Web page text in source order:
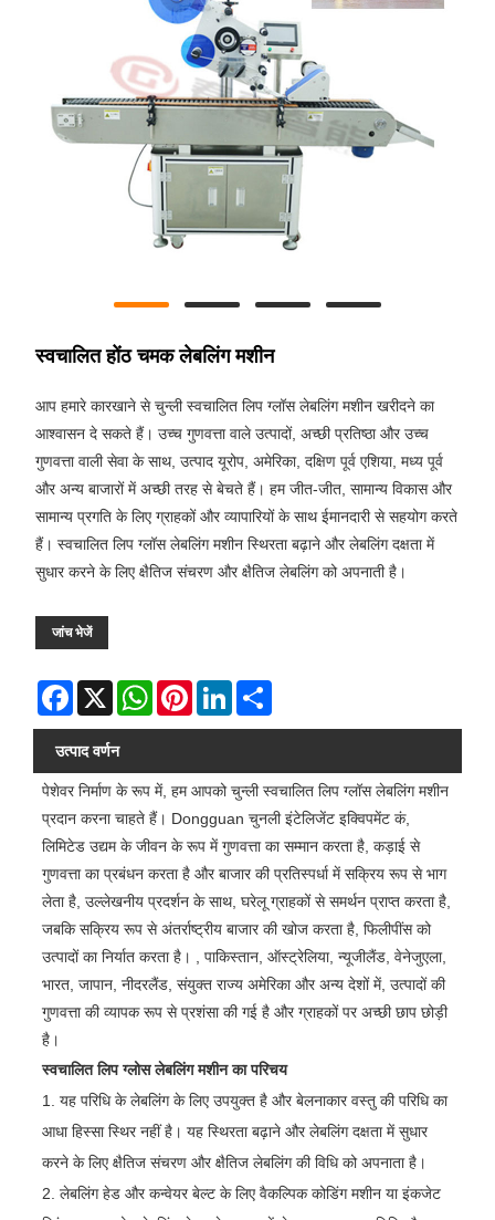
स्वचालित होंठ चमक लेबलिंग मशीन
आप हमारे कारखाने से चुन्ली स्वचालित लिप ग्लॉस लेबलिंग मशीन खरीदने का
आश्वासन दे सकते हैं। उच्च गुणवत्ता वाले उत्पादों, अच्छी प्रतिष्ठा और उच्च
गुणवत्ता वाली सेवा के साथ, उत्पाद यूरोप, अमेरिका, दक्षिण पूर्व एशिया, मध्य पूर्व
और अन्य बाजारों में अच्छी तरह से बेचते हैं। हम जीत-जीत, सामान्य विकास और
सामान्य प्रगति के लिए ग्राहकों और व्यापारियों के साथ ईमानदारी से सहयोग करते
हैं। स्वचालित लिप ग्लॉस लेबलिंग मशीन स्थिरता बढ़ाने और लेबलिंग दक्षता में
सुधार करने के लिए क्षैतिज संचरण और क्षैतिज लेबलिंग को अपनाती है।
जांच भेजें
Facebook
X WhatsAppPinterestLinkedIn
उत्पाद वर्णन
पेशेवर निर्माण के रूप में, हम आपको चुन्ली स्वचालित लिप ग्लॉस लेबलिंग मशीन
प्रदान करना चाहते हैं। Dongguan चुनली इंटेलिजेंट इक्विपमेंट कं,
लिमिटेड उद्यम के जीवन के रूप में गुणवत्ता का सम्मान करता है, कड़ाई से
गुणवत्ता का प्रबंधन करता है और बाजार की प्रतिस्पर्धा में सक्रिय रूप से भाग
लेता है, उल्लेखनीय प्रदर्शन के साथ, घरेलू ग्राहकों से समर्थन प्राप्त करता है,
जबकि सक्रिय रूप से अंतर्राष्ट्रीय बाजार की खोज करता है, फिलीपींस को
उत्पादों का निर्यात करता है। , पाकिस्तान, ऑस्ट्रेलिया, न्यूजीलैंड, वेनेजुएला,
भारत, जापान, नीदरलैंड, संयुक्त राज्य अमेरिका और अन्य देशों में, उत्पादों की
गुणवत्ता की व्यापक रूप से प्रशंसा की गई है और ग्राहकों पर अच्छी छाप छोड़ी
है।
स्वचालित लिप ग्लोस लेबलिंग मशीन का परिचय
1. यह परिधि के लेबलिंग के लिए उपयुक्त है और बेलनाकार वस्तु की परिधि का
आधा हिस्सा स्थिर नहीं है। यह स्थिरता बढ़ाने और लेबलिंग दक्षता में सुधार
करने के लिए क्षैतिज संचरण और क्षैतिज लेबलिंग की विधि को अपनाता है।
2. लेबलिंग हेड और कन्वेयर बेल्ट के लिए वैकल्पिक कोडिंग मशीन या इंकजेट